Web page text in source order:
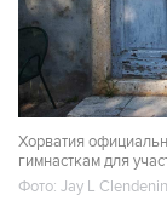
Хорватия
гимнасткам для
Фото: Jay L